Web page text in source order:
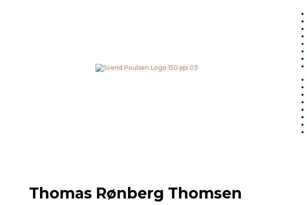
Thomas Rønberg Thomsen